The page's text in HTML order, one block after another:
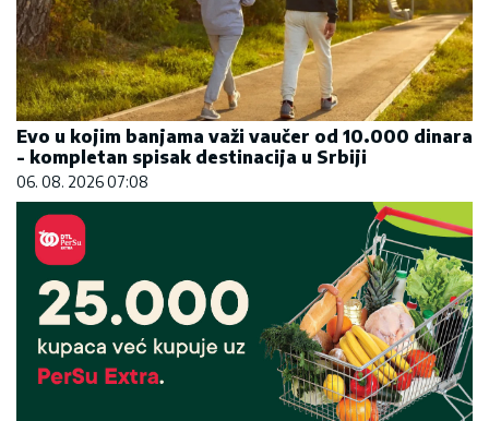
Evo u kojim banjama važi vaučer od 10.000 dinara
- kompletan spisak destinacija u Srbiji
06. 08. 2026 07:08